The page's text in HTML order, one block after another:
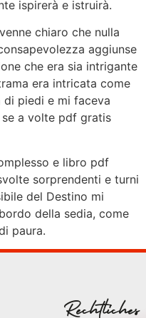
ispirerà e istruirà.
chiaro che nulla
aggiunse
che era sia intrigante
era intricata come
di piedi e mi faceva
a volte pdf gratis
e libro pdf
sorprendenti e turni
del Destino mi
della sedia, come
paura.
Rechtliches